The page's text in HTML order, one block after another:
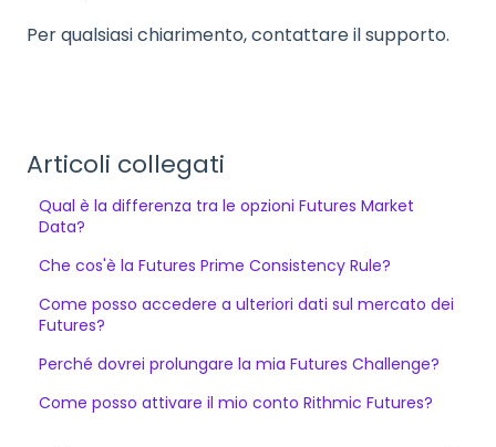
Per qualsiasi chiarimento, contattare il supporto.
Articoli collegati
Qual è la differenza tra le opzioni Futures Market
Data?
Che cos'è la Futures Prime Consistency Rule?
Come posso accedere a ulteriori dati sul mercato dei
Futures?
Perché dovrei prolungare la mia Futures Challenge?
Come posso attivare il mio conto Rithmic Futures?